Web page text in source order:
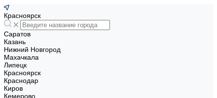
Красноярск
Саратов
Казань
Нижний Новгород
Махачкала
Липецк
Красноярск
Краснодар
Киров
Кемерово